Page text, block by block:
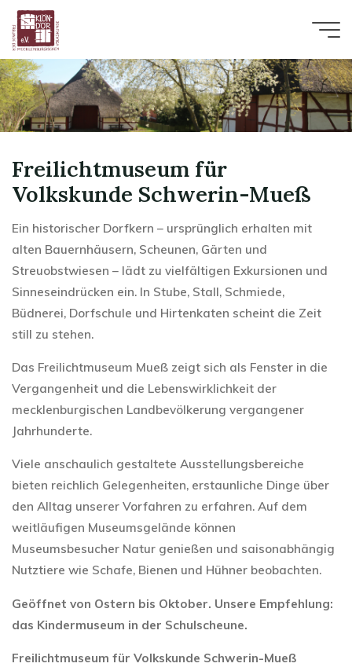
Zum
Inhalt
springen
Freilichtmuseum für
Volkskunde Schwerin-Mueß
Ein historischer Dorfkern – ursprünglich erhalten mit
alten Bauernhäusern, Scheunen, Gärten und
Streuobstwiesen – lädt zu vielfältigen Exkursionen und
Sinneseindrücken ein. In Stube, Stall, Schmiede,
Büdnerei, Dorfschule und Hirtenkaten scheint die Zeit
still zu stehen.
Das Freilichtmuseum Mueß zeigt sich als Fenster in die
Vergangenheit und die Lebenswirklichkeit der
mecklenburgischen Landbevölkerung vergangener
Jahrhunderte.
Viele anschaulich gestaltete Ausstellungsbereiche
bieten reichlich Gelegenheiten, erstaunliche Dinge über
den Alltag unserer Vorfahren zu erfahren. Auf dem
weitläufigen Museumsgelände können
Museumsbesucher Natur genießen und saisonabhängig
Nutztiere wie Schafe, Bienen und Hühner beobachten.
Geöffnet von Ostern bis Oktober. Unsere Empfehlung:
das Kindermuseum in der Schulscheune.
Freilichtmuseum für Volkskunde Schwerin-Mueß